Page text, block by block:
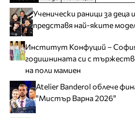
Ученически раници за деца
представя най-яките
Институт Конфуций –
годишнината си с
на поли мамиен
Atelier Banderol облече
"Мистър Варна 2026"